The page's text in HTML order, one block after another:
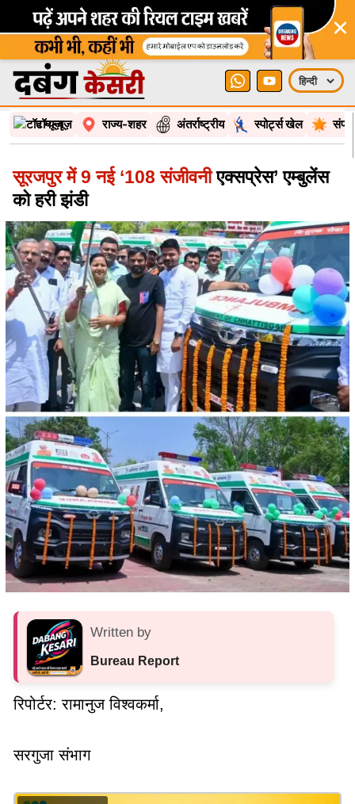
×
टॉप न्यूज़ राज्य-शहर अंतर्राष्ट्रीय स्पोर्ट्स खेल
सूरजपुर में 9 नई ‘108 संजीवनीएक्सप्रेस’ एम्बुलेंस
को हरी झंडी
Written by
Bureau Report
रिपोर्टर: रामानुज विश्वकर्मा,
सरगुजा संभाग